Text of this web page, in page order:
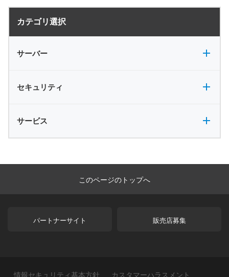
カテゴリ選択
サーバー
VPN
バックアップ
電源
サーバー全般
セキュリティ
サービス
このページのトップへ
パートナーサイト 販売店募集
情報セキュリティ基本方針 カスタマーハラスメント